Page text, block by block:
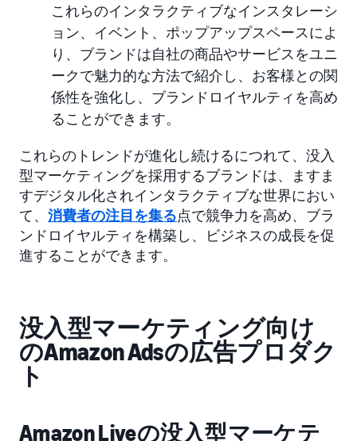
これらのインタラクティブなインスタレーシ
ョン、イベント、ポップアップスペースによ
り、ブランドは自社の商品やサービスをユニ
ークで魅力的な方法で紹介し、お客様との関
係性を強化し、ブランドロイヤルティを高め
ることができます。
これらのトレンドが進化し続けるにつれて、没入
型マーケティングを採用するブランドは、ますま
すデジタル化されインタラクティブな世界におい
て、 消費者の注目を集る点で競争力を高め、ブラ
ンドロイヤルティを構築し、ビジネスの成長を促
進することができます。
没入型マーケティング向け
のAmazon Adsの広告プロダク
ト
Amazon Liveの没入型マーケテ